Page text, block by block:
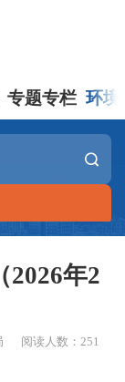
专题专栏 环境
2026年2
阅读人数：251